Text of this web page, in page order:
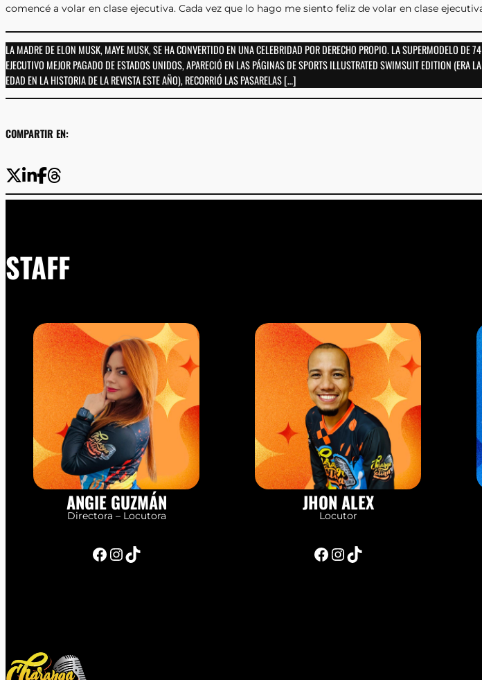
comencé a volar en clase ejecutiva. Cada vez que lo hago me siento feliz de volar en clase
LA MADRE DE ELON MUSK, MAYE MUSK, SE HA CONVERTIDO EN UNA CELEBRIDAD POR DERECHO PROPIO. LA SUPERMODELO DE
EJECUTIVO MEJOR PAGADO DE ESTADOS UNIDOS, APARECIÓ EN LAS PÁGINAS DE SPORTS ILLUSTRATED SWIMSUIT EDITION (ERA
EDAD EN LA HISTORIA DE LA REVISTA ESTE AÑO), RECORRIÓ LAS PASARELAS […]
COMPARTIR EN:
STAFF
ANGIE GUZMÁN
Directora – Locutora
Facebook InstagramTikTok
JHON ALEX
Locutor
Facebook InstagramTikTok